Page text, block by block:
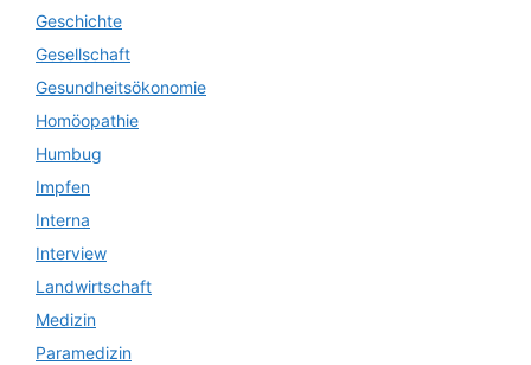
Geschichte
Gesellschaft
Gesundheitsökonomie
Homöopathie
Humbug
Impfen
Interna
Interview
Landwirtschaft
Medizin
Paramedizin